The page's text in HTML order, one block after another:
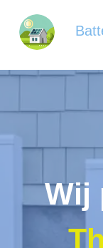
Wij